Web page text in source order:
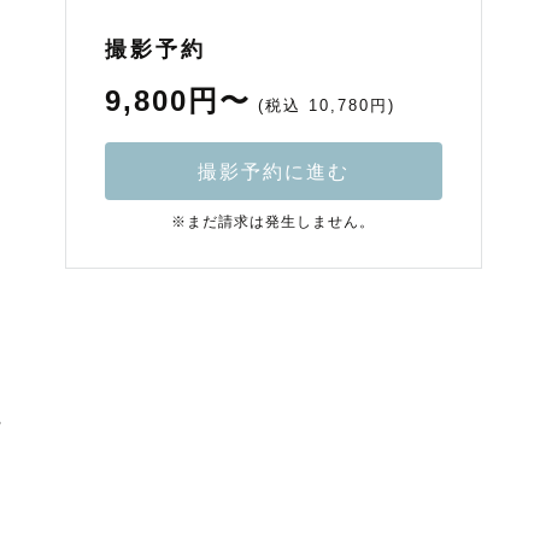
撮影予約
9,800円〜 (税込 10,780円)
撮影予約に進む
※まだ請求は発生しません。